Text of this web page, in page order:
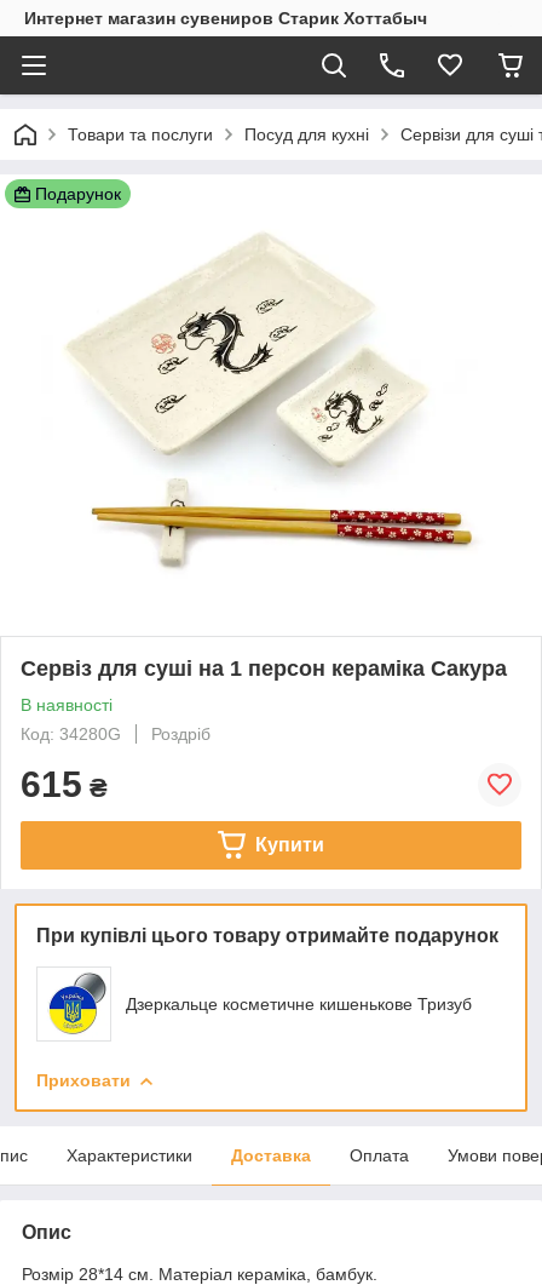
Интернет магазин сувениров Старик Хоттабыч
Товари та послуги Посуд для кухні Сервізи для суші
Подарунок
Сервіз для суші на 1 персон кераміка Сакура
В наявності
Код: 34280G
Роздріб
615 ₴
Купити
При купівлі цього товару отримайте подарунок
Дзеркальце косметичне кишенькове Тризуб
Приховати
Характеристики Доставка Оплата Умови
Опис
Розмір 28*14 см. Матеріал кераміка, бамбук.